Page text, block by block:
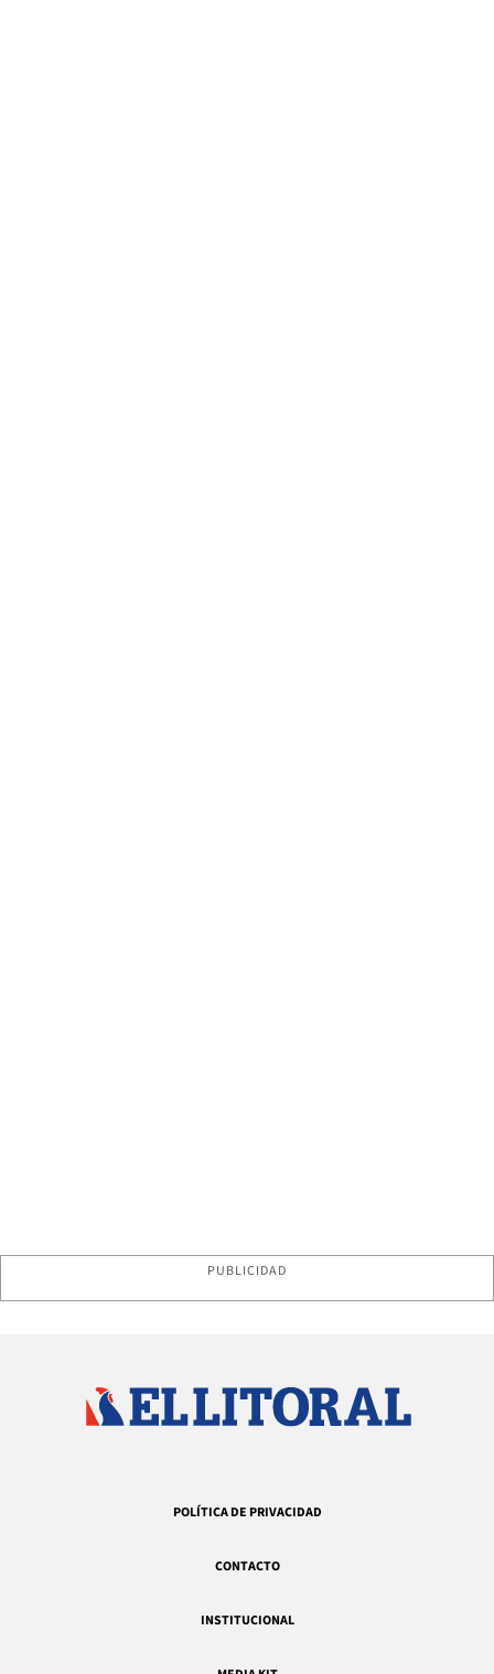
PUBLICIDAD
POLÍTICA DE PRIVACIDAD
CONTACTO
INSTITUCIONAL